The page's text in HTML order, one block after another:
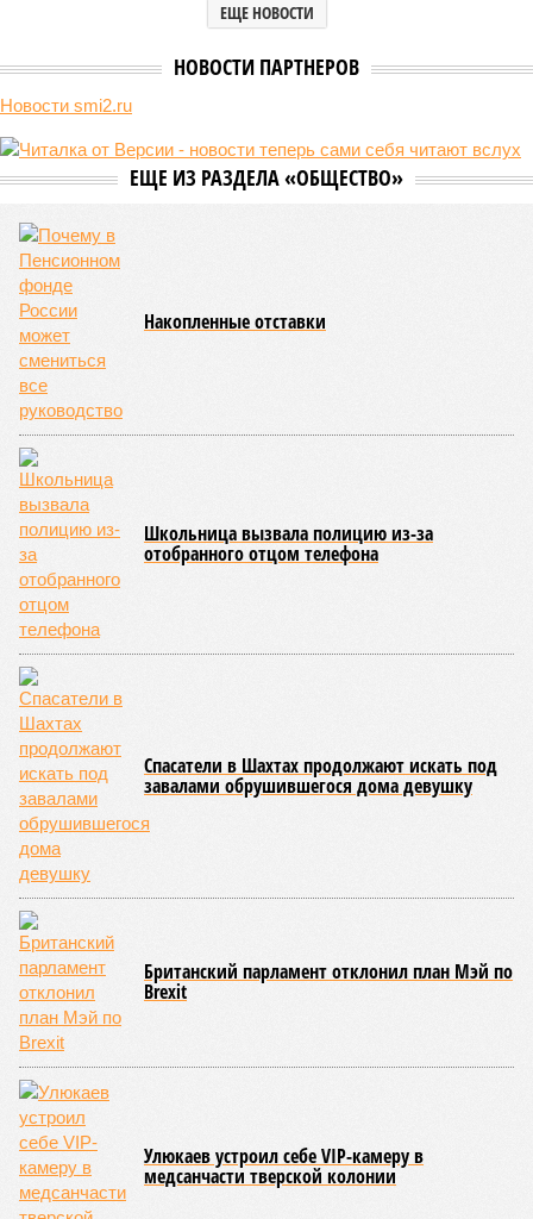
ЕЩЕ НОВОСТИ
НОВОСТИ ПАРТНЕРОВ
Новости smi2.ru
ЕЩЕ ИЗ РАЗДЕЛА «ОБЩЕСТВО»
Накопленные отставки
Школьница вызвала полицию из-за
отобранного отцом телефона
Спасатели в Шахтах продолжают искать под
завалами обрушившегося дома девушку
Британский парламент отклонил план Мэй по
Brexit
Улюкаев устроил себе VIP-камеру в
медсанчасти тверской колонии